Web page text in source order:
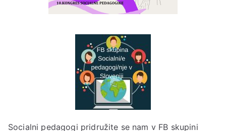
Socialni pedagogi pridružite se nam v FB skupini